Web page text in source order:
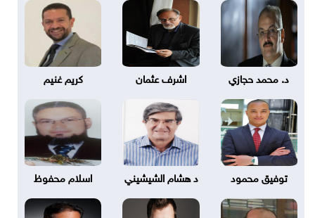
د. محمد حجازي اشرف عثمان كريم غنيم
توفيق محمود د هشام الشيشيني اسلام محفوظ